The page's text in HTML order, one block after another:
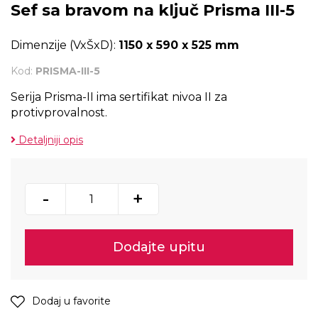
Sef sa bravom na ključ Prisma III-5
Dimenzije (VxŠxD): 1150 x 590 x 525 mm
Kod: PRISMA-III-5
Serija Prisma-II ima sertifikat nivoa II za
protivprovalnost.
Detaljniji opis
- +
Dodajte upitu
Dodaj u favorite